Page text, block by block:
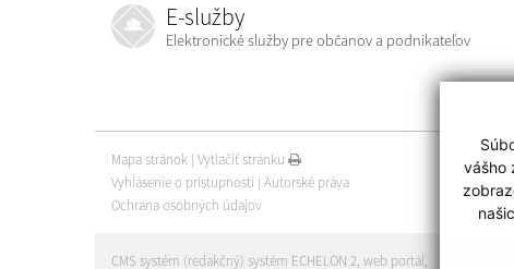
vášho
E-služby
Elektronické služby pre občanov a podnikateľov
Mapa stránok | Vytlačiť stránku
Vyhlásenie o prístupnosti | Autorské práva
Ochrana osobných údajov
CMS systém (redakčný) systém ECHELON 2, web portál,